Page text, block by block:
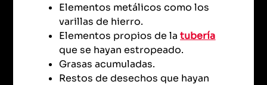
Elementos metálicos como los
varillas de hierro.
Elementos propios de latubería
que se hayan estropeado.
Grasas acumuladas.
Restos de desechos que hayan